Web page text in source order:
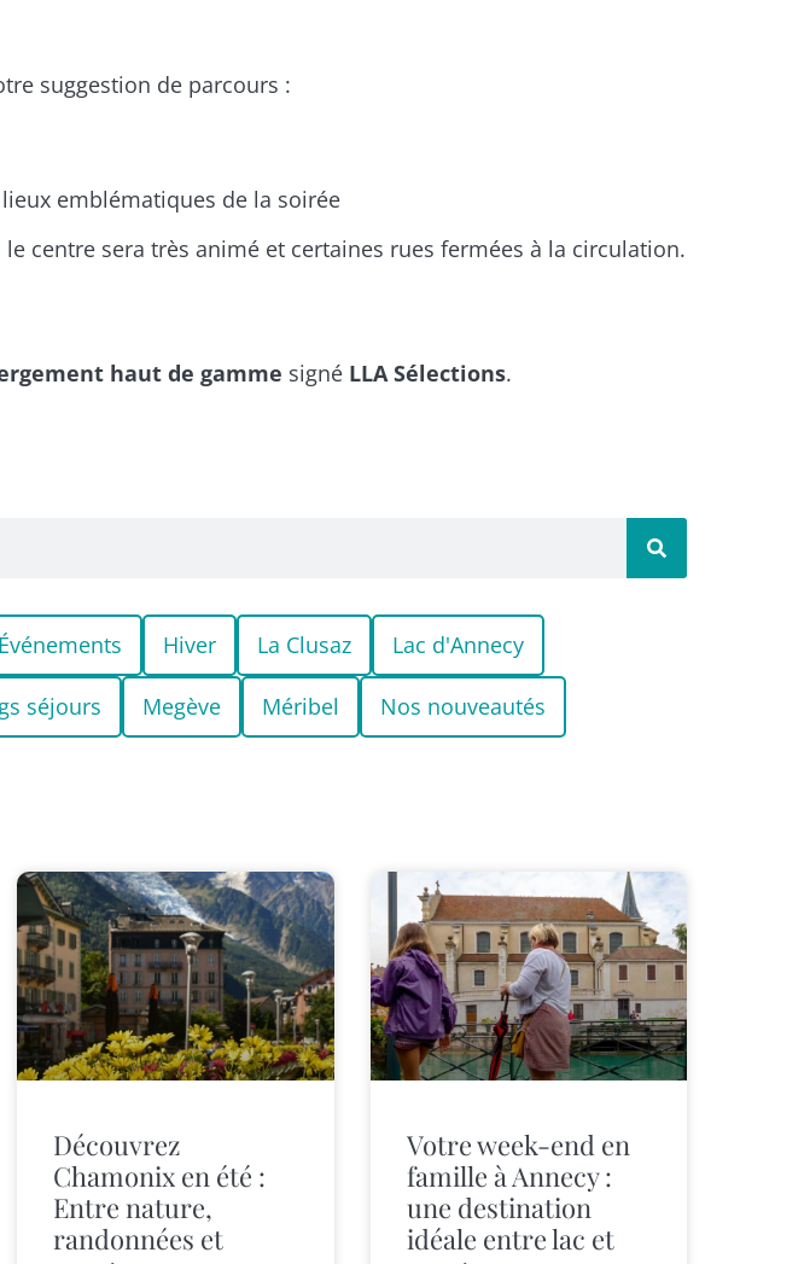
suggestion de parcours :
emblématiques de la soirée
centre sera très animé et certaines rues fermées à la circulation.
haut de gamme signé LLA Sélections.
Événements Hiver La Clusaz Lac d'Annecy
séjours Megève Méribel Nos nouveautés
Découvrez
Chamonix en été :
Entre nature,
randonnées et
Votre week-end en
famille à Annecy :
une destination
idéale entre lac et